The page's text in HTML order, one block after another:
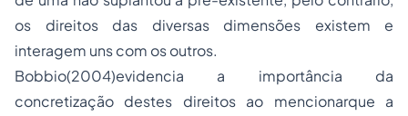
os direitos das diversas dimensões existem e
interagem uns com os outros.
Bobbio(2004)evidencia a importância da
concretização destes direitos ao mencionarque a